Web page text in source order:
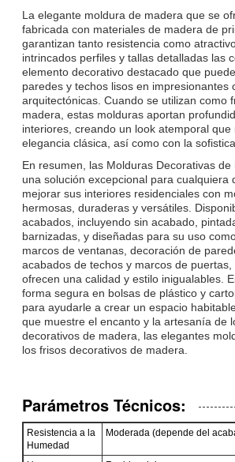
La elegante moldura de madera que se
fabricada con materiales de madera de
garantizan tanto resistencia como
intrincados perfiles y tallas detalladas las
elemento decorativo destacado que
paredes y techos lisos en impresionantes
arquitectónicas. Cuando se utilizan como
madera, estas molduras aportan
interiores, creando un look atemporal que
elegancia clásica, así como con la
En resumen, las Molduras Decorativas
una solución excepcional para cualquiera
mejorar sus interiores residenciales con
hermosas, duraderas y versátiles.
acabados, incluyendo sin acabado,
barnizadas, y diseñadas para su uso
marcos de ventanas, decoración de
acabados de techos y marcos de
ofrecen una calidad y estilo inigualables.
forma segura en bolsas de plástico y
para ayudarle a crear un espacio
que muestre el encanto y la artesanía de
decorativos de madera, las elegantes
los frisos decorativos de madera.
Parámetros Técnicos:
Resistencia a la
Humedad
Moderada (depende del